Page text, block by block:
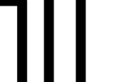
ao check-out,
descritivos,